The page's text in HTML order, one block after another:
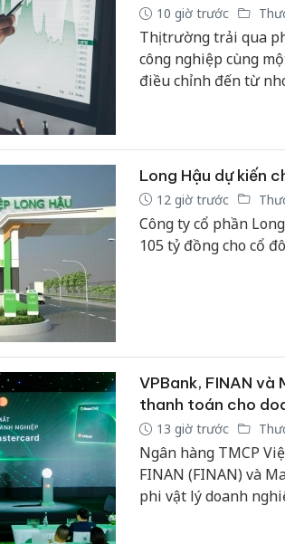
10 giờ trước
Thị trường trải qua
công nghiệp cùng
điều chỉnh đến từ
Long Hậu dự kiến
12 giờ trước
Công ty cổ phần
105 tỷ đồng cho cổ
VPBank, FINAN
thanh toán cho
13 giờ trước
Ngân hàng TMCP
FINAN (FINAN) và
phi vật lý doanh